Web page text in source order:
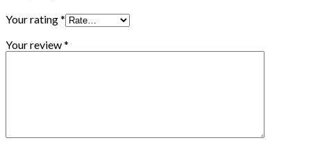
Your rating*
Your review*